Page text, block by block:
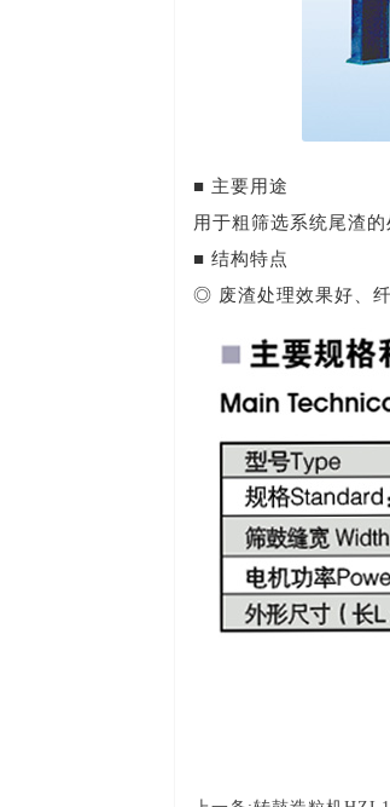
■ 主要用途
用于粗筛选系统尾渣
■ 结构特点
◎ 废渣处理效果好、